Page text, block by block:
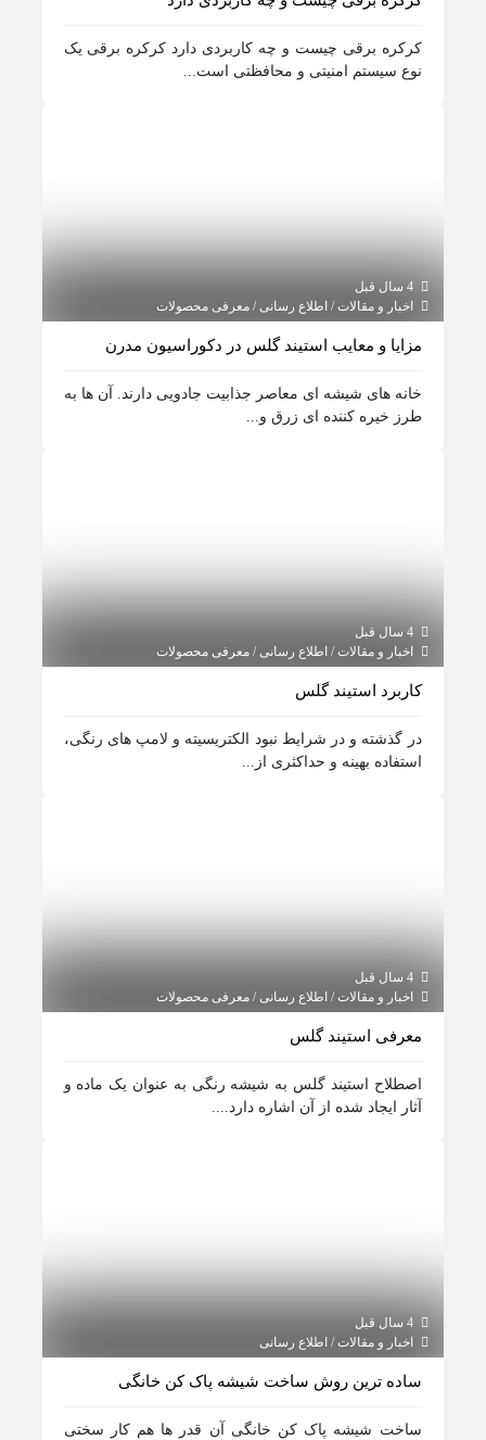
کرکره برقی چیست و چه کاربردی دارد کرکره برقی یک
نوع سیستم امنیتی و محافظتی است...
4 سال قبل
اخبار و مقالات / اطلاع رسانی / معرفی محصولات
مزایا و معایب استیند گلس در دکوراسیون مدرن
خانه های شیشه ای معاصر جذابیت جادویی دارند. آن ها به
طرز خیره کننده ای زرق و...
4 سال قبل
اخبار و مقالات / اطلاع رسانی / معرفی محصولات
کاربرد استیند گلس
در گذشته و در شرایط نبود الکتریسیته و لامپ های رنگی،
استفاده بهینه و حداکثری از...
4 سال قبل
اخبار و مقالات / اطلاع رسانی / معرفی محصولات
معرفی استیند گلس
اصطلاح استیند گلس به شیشه رنگی به عنوان یک ماده و
آثار ایجاد شده از آن اشاره دارد....
4 سال قبل
اخبار و مقالات / اطلاع رسانی
ساده ترین روش ساخت شیشه پاک کن خانگی
ساخت شیشه پاک کن خانگی آن قدر ها هم کار سختی